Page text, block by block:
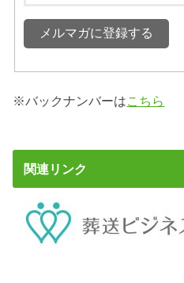
※バックナンバーはこちら
関連リンク